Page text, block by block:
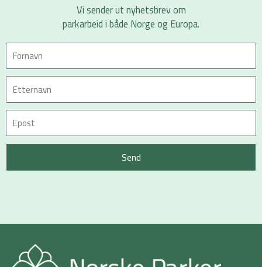
Vi sender ut nyhetsbrev om
parkarbeid i både Norge og Europa.
Send